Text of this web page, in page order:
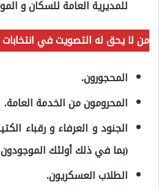
للمديرية العامة للسكان و
من لا يحق له التصويت في انتخابات
المحجورون.
المحرومون من الخدمة العامة.
الجنود و العرفاء و رقباء
(بما في ذلك أولئك
الطلاب العسكريون.